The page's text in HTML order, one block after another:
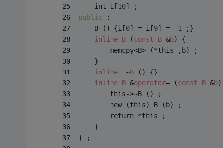
	int i[
10] ;
public
:
	B () {i[
0] = i[9] = -1 ;}
inline B (const B &b) {
		memcpy<B> (*this ,b) ;
	}
inline
	~
B () {}
inline B &operator= (const B &b)
		this->~B () ;
		new (this) B (b) ;
		return *this ;
	}
} ;